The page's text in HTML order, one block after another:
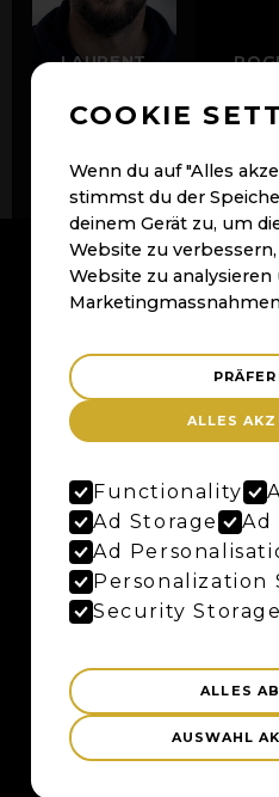
LAURENT
PO | Idee
| Regie
Color
KONTAKT
kontakt@maybaum.ch
Kontaktformular
BADEN
Maybaum AG
Bruggerstrasse 37
Merker-Areal
5400 Baden
Google Maps
COOKIE
Wenn du auf "Alles
stimmst du der
deinem Gerät zu, um
Website zu
Website zu analysieren
ALLES
Functionality
Ad Storage
Ad
Ad
Personalization
Security Storage
ALLES
AUSWAHL